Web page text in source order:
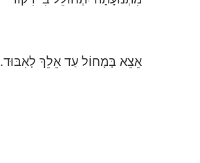
אֵצֵא בְּמָחוֹל עַד אֵלֵךְ לְאִבּוּד.